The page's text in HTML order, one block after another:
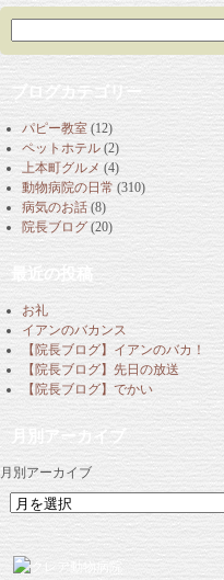
ブログカテゴリー
パピー教室 (12)
ペットホテル (2)
上本町グルメ (4)
動物病院の日常 (310)
病気のお話 (8)
院長ブログ(20)
最近の投稿
お礼
イアンのバカンス
【院長ブログ】イアンのバカ！
【院長ブログ】先日の放送
【院長ブログ】でかい
月別アーカイブ
月別アーカイブ